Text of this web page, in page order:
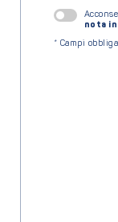
nota
* Campi